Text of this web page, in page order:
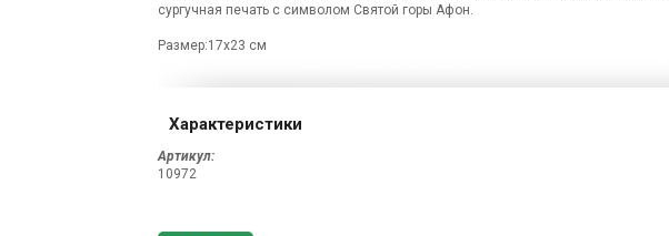
сургучная печать с символом Святой горы Афон.
Размер:17х23 см
Характеристики
Артикул:
10972